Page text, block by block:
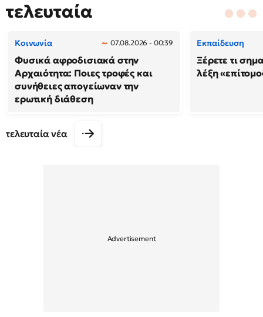
τελευταία
Κοινωνία 07.08.2026 - 00:39
Φυσικά αφροδισιακά στην
Αρχαιότητα: Ποιες τροφές και
συνήθειες απογείωναν την
ερωτική διάθεση
Εκπαίδευση
Ξέρετε τι
λέξη
τελευταία νέα